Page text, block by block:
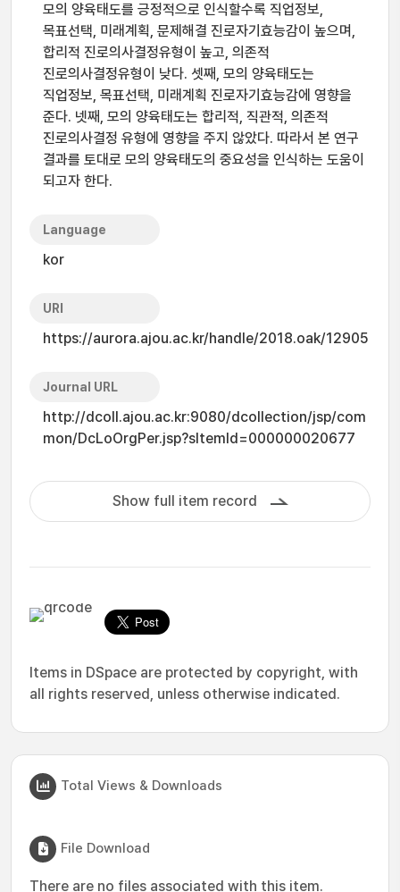
모의 양육태도를 긍정적으로 인식할수록 직업정보,
목표선택, 미래계획, 문제해결 진로자기효능감이 높으며,
합리적 진로의사결정유형이 높고, 의존적
진로의사결정유형이 낮다. 셋째, 모의 양육태도는
직업정보, 목표선택, 미래계획 진로자기효능감에 영향을
준다. 넷째, 모의 양육태도는 합리적, 직관적, 의존적
진로의사결정 유형에 영향을 주지 않았다. 따라서 본 연구
결과를 토대로 모의 양육태도의 중요성을 인식하는 도움이
되고자 한다.
Language
kor
URI
https://aurora.ajou.ac.kr/handle/2018.oak/12905
Journal URL
http://dcoll.ajou.ac.kr:9080/dcollection/jsp/com
mon/DcLoOrgPer.jsp?sItemId=000000020677
Show full item record
Items in DSpace are protected by copyright, with
all rights reserved, unless otherwise indicated.
Total Views & Downloads
File Download
There are no files associated with this item.